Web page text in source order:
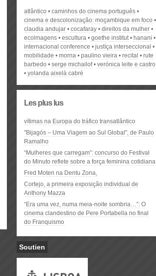
atlântico
caminhos do cinema português
cinema e descolonização: moçambique em foco
claudia andujar
cocafaray
direitos da mulher
ecolmagens
escultura goethe institut
hanani
internacional conference
justíça interseccional
mobilidade
morna paulino vieira recital
rute
barbedo
serge michailof
verónica leite e castro
yolanda aixelà cabré
Les plus lus
vítimas na Europa do tráfico transatlântico
"Bijagós – Uma Viagem ao Sul Global", de Paulo
Ramalho
“Mulheres que carregam”: concurso do Festival
do Minuto reflete sobre a força feminina cotidiana
Fred Moten na Dentu Zona,
Cortejo, a primeira exposição individual de
Anthony Mazza
“Era uma vez, numa meia-noite sombria…”: O
cinema clandestino de Pere Portabella no final
do Franquismo
Soutien